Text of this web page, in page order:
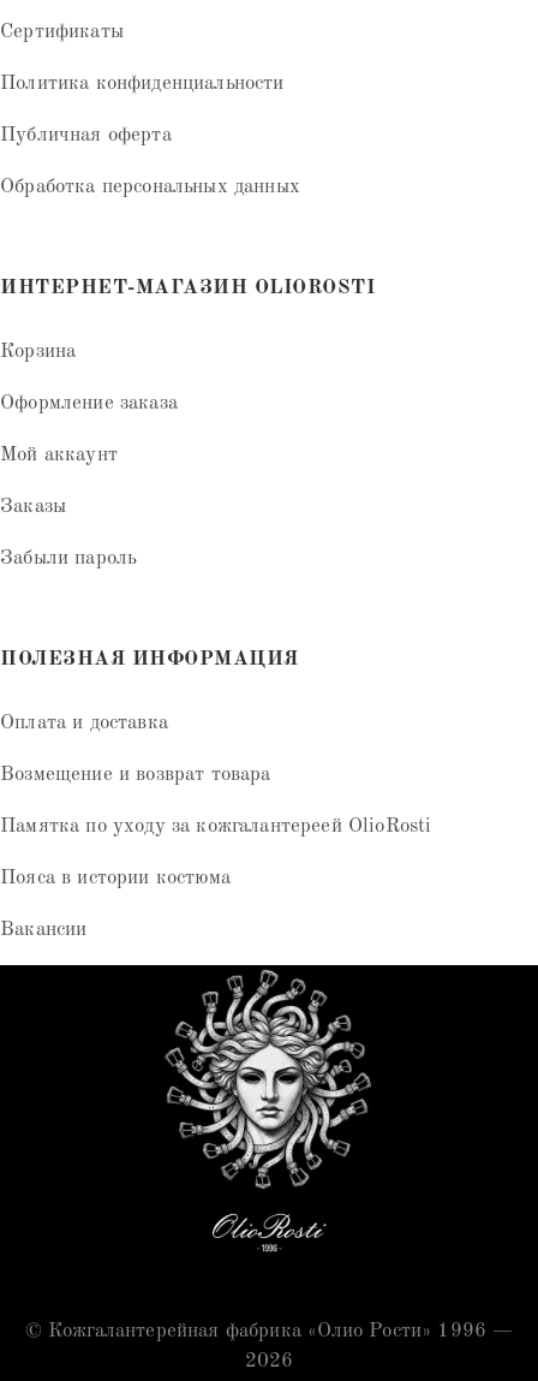
Сертификаты
Политика конфиденциальности
Публичная оферта
Обработка персональных данных
ИНТЕРНЕТ-МАГАЗИН OLIOROSTI
Корзина
Оформление заказа
Мой аккаунт
Заказы
Забыли пароль
ПОЛЕЗНАЯ ИНФОРМАЦИЯ
Оплата и доставка
Возмещение и возврат товара
Памятка по уходу за кожгалантереей OlioRosti
Пояса в истории костюма
Вакансии
© Кожгалантерейная фабрика «Олио Рости» 1996 —
2026